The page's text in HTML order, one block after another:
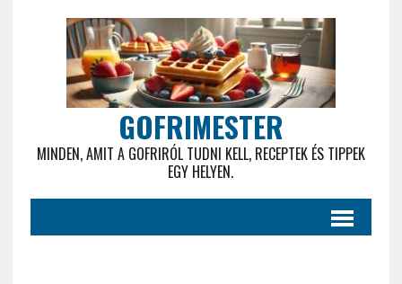
GOFRIMESTER
MINDEN, AMIT A GOFRIRÓL TUDNI KELL, RECEPTEK ÉS TIPPEK
EGY HELYEN.